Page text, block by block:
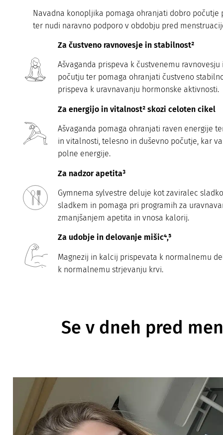
Navadna konopljika pomaga ohranjati dobro počutje
ter nudi naravno podporo v obdobju pred
Za čustveno ravnovesje in stabilnost²
Ašvaganda prispeva k čustvenemu
počutju ter pomaga ohranjati čustveno
prispeva k uravnavanju hormonske aktivnosti.
Za energijo in vitalnost² skozi celoten cikel
Ašvaganda pomaga ohranjati raven energije
in vitalnosti, telesno in duševno počutje, kar
polne energije.
Za nadzor apetita³
Gymnema sylvestre deluje kot zaviralec
sladkem in pomaga pri programih za
zmanjšanjem apetita in vnosa kalorij.
Za udobje in delovanje mišic⁴,⁵
Magnezij in kalcij prispevata k normalnemu
k normalnemu strjevanju krvi.
Se v dneh pred